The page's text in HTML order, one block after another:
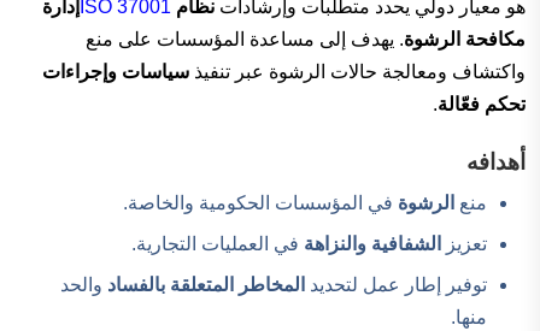
هو معيار دولي يحدد متطلبات وإرشادات نظام ISO 37001 إدارة
مكافحة الرشوة. يهدف إلى مساعدة المؤسسات على منع
واكتشاف ومعالجة حالات الرشوة عبر تنفيذ سياسات وإجراءات
تحكم فعّالة.
أهدافه
منع الرشوة في المؤسسات الحكومية والخاصة.
تعزيز
الشفافية والنزاهة في العمليات التجارية.
توفير إطار عمل لتحديد المخاطر المتعلقة بالفساد والحد
منها.